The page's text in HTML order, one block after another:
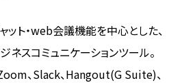
ット・web会議機能を中心とした、
スコミュニケーションツール。
、Slack、Hangout(G Suite)、